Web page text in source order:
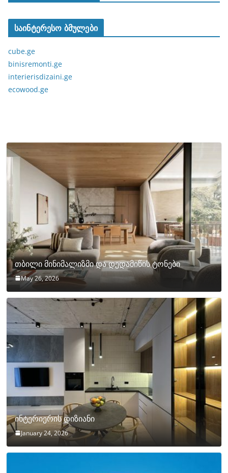
საინტერესო ბმულები
cube.ge
binisremonti.ge
interierisdizaini.ge
ecowood.ge
თბილი მინიმალიზმი და დედამიწის ტონები
May 26, 2026
ინტერიერის დიზიანი
January 24, 2026